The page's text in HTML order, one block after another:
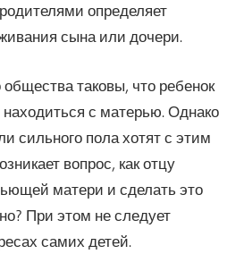
определяет
сына или дочери.
таковы, что ребенок
с матерью. Однако
сильного пола хотят с этим
вопрос, как отцу
матери и сделать это
При этом не следует
самих детей.